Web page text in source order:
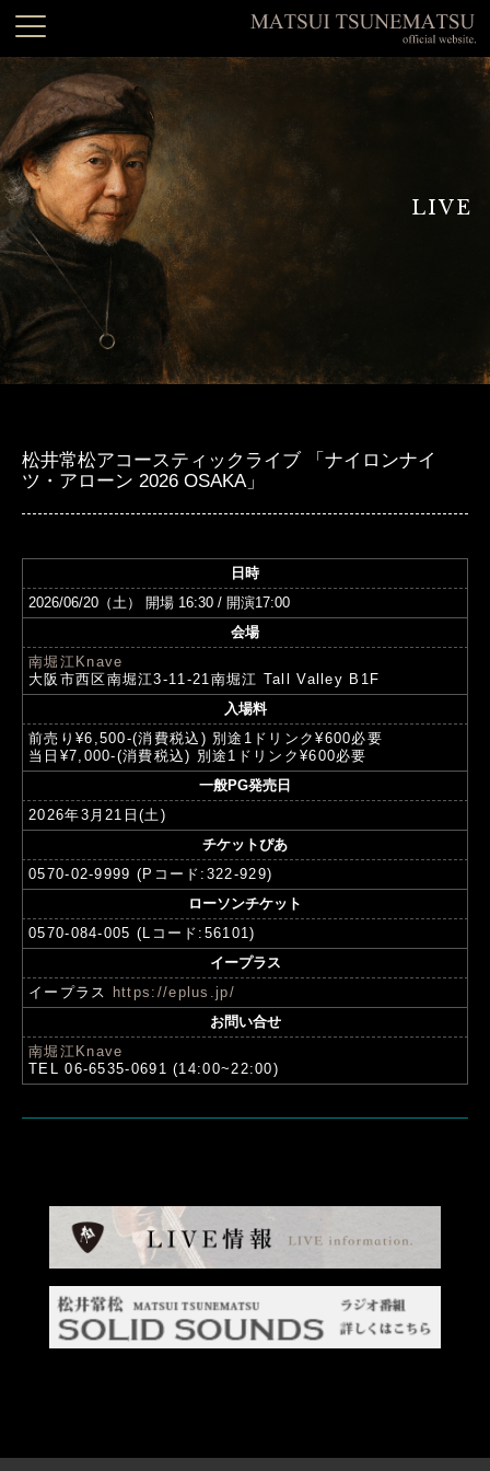
LIVE
松井常松アコースティックライブ 「ナイロンナイ
ツ・アローン 2026 OSAKA」
日時
2026/06/20（土） 開場 16:30 / 開演17:00
会場
南堀江Knave
大阪市西区南堀江3-11-21南堀江 Tall Valley B1F
入場料
前売り¥6,500‐(消費税込) 別途1ドリンク¥600必要
当日¥7,000-(消費税込) 別途1ドリンク¥600必要
一般PG発売日
2026年3月21日(土)
チケットぴあ
0570-02-9999 (Pコード:322-929)
ローソンチケット
0570-084-005 (Lコード:56101)
イープラス
イープラス https://eplus.jp/
お問い合せ
南堀江Knave
TEL 06-6535-0691 (14:00~22:00)